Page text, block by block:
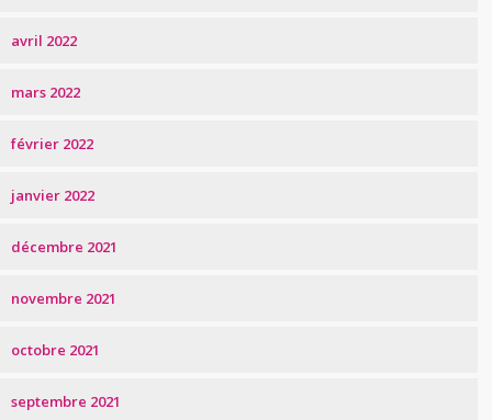
avril 2022
mars 2022
février 2022
janvier 2022
décembre 2021
novembre 2021
octobre 2021
septembre 2021